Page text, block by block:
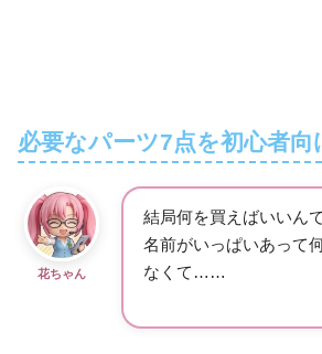
必要なパーツ7点を初心者向
花ちゃん
結局何を買えばいいん
名前がいっぱいあって
なくて……